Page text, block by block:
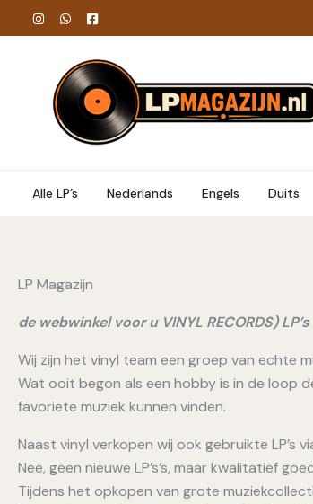
naar
Alle LP’s Nederlands Engels Duits
LP Magazijn
de webwinkel voor u VINYL RECORDS) LP’s
Wij zijn het vinyl team een groep van echte
Wat ooit begon als een hobby is in de loop
favoriete muziek kunnen vinden.
Naast vinyl verkopen wij ook gebruikte LP’s
Nee, geen nieuwe LP’s’s, maar kwalitatief
Tijdens het opkopen van grote